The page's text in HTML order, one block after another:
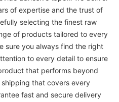
of expertise and the trust of
selecting the finest raw
of products tailored to every
sure you always find the right
to every detail to ensure
that performs beyond
that covers every
fast and secure delivery